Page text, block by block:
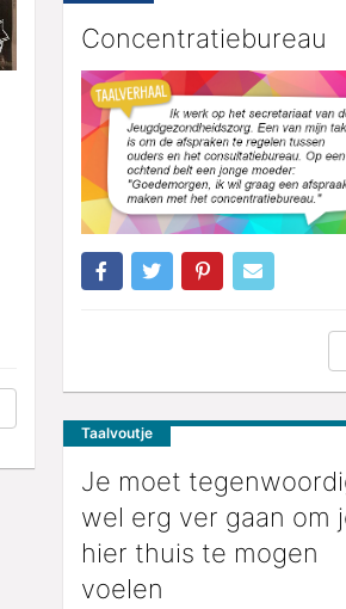
Concentratiebureau
Taalvoutje
Je moet
wel erg ver gaan om
hier thuis te mogen
voelen